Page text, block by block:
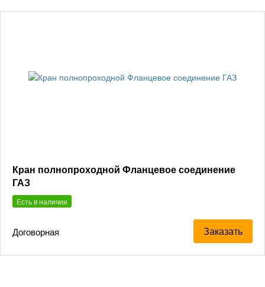
Кран полнопроходной Фланцевое соединение
ГАЗ
Есть в наличии
Договорная Заказать